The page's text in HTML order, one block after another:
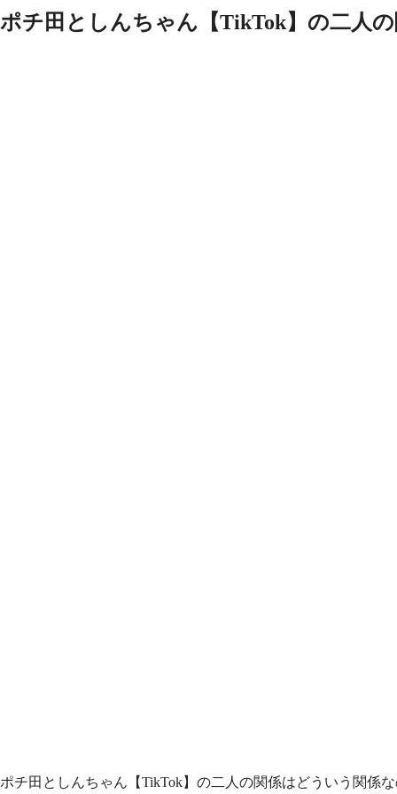
ポチ田としんちゃん【TikTok】の二人の
ポチ田としんちゃん【TikTok】の二人の関係はどういう関係